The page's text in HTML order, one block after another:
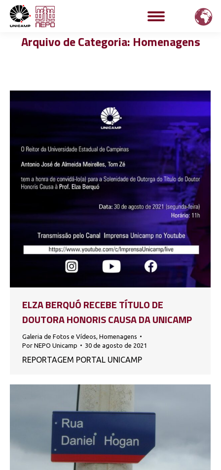
Arquivo de Categoria: Homenagens
ELZA BERQUÓ RECEBE TÍTULO DE
DOUTORA HONORIS CAUSA DA UNICAMP
Galeria de Fotos e Vídeos, Homenagens
Por NEPO Unicamp 30 de agosto de 2021
REPORTAGEM PORTAL UNICAMP